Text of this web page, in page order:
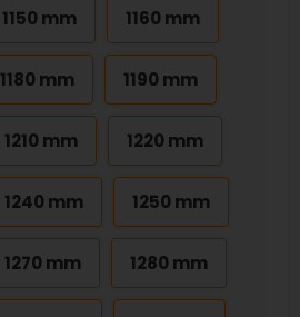
1150 mm 1160 mm
1180 mm 1190 mm
1210 mm 1220 mm
1240 mm 1250 mm
1270 mm 1280 mm